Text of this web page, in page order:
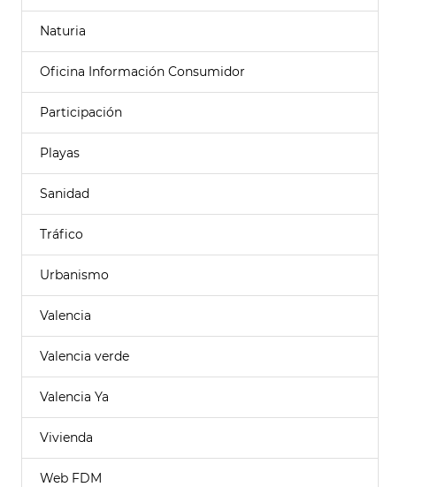
Naturia
Oficina Información Consumidor
Participación
Playas
Sanidad
Tráfico
Urbanismo
Valencia
Valencia verde
Valencia Ya
Vivienda
Web FDM